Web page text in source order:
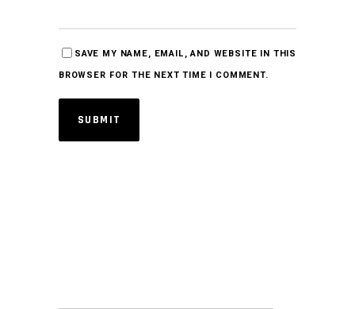
SAVE MY NAME, EMAIL, AND WEBSITE IN THIS
BROWSER FOR THE NEXT TIME I COMMENT.
SUBMIT